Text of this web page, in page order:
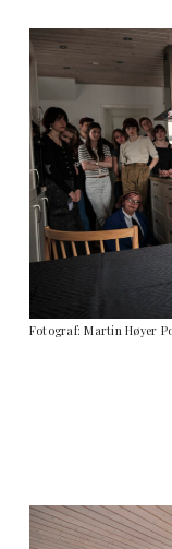
Fotograf: Martin Høyer